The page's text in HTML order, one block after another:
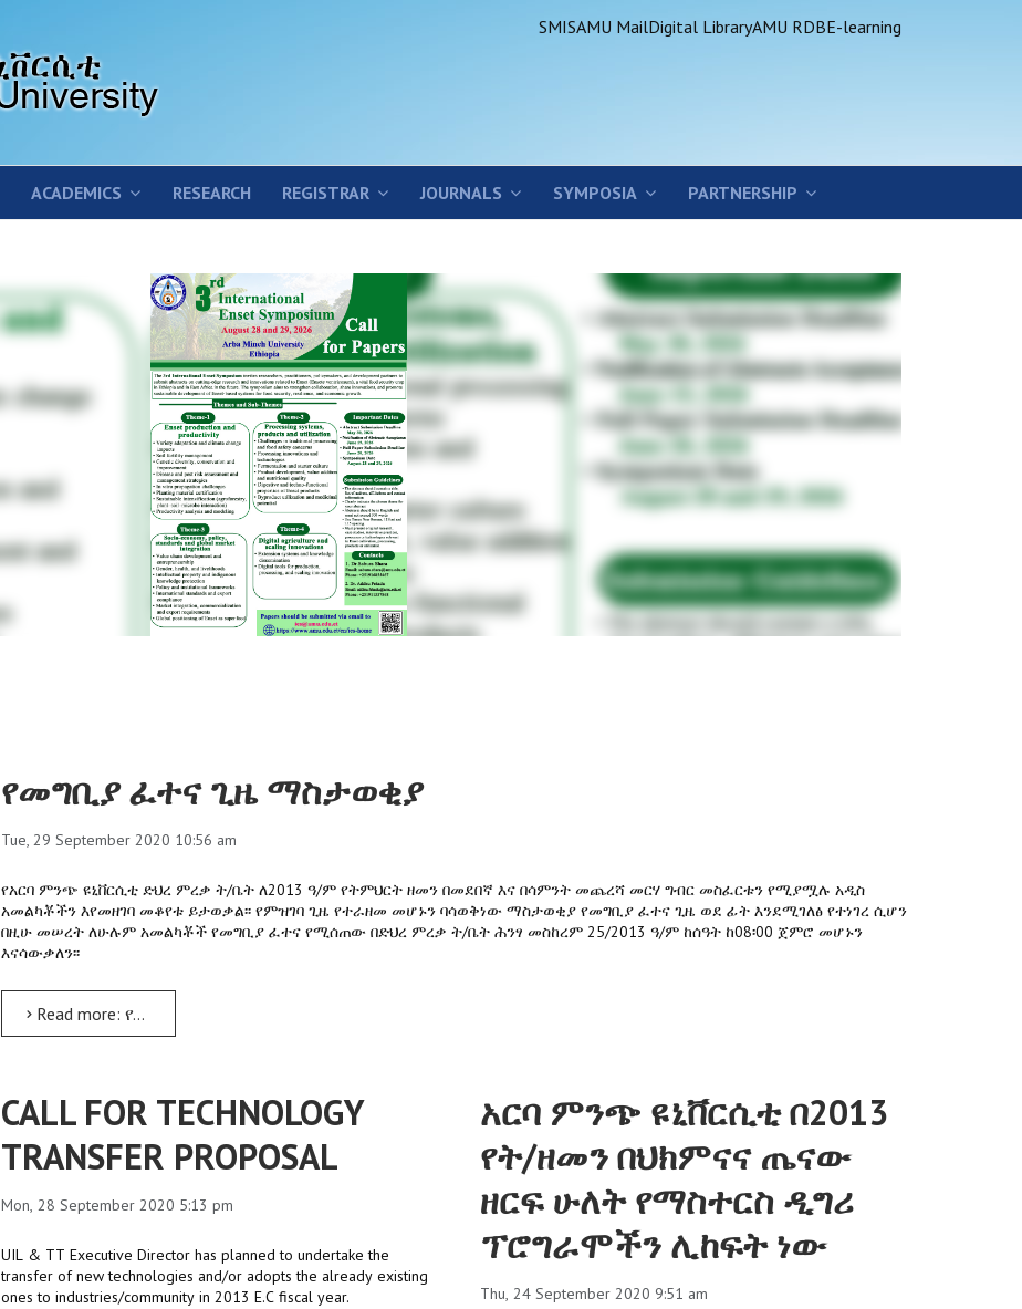
SMISAMU MailDigital LibraryAMU RDBE-learning
ACADEMICS RESEARCH REGISTRAR JOURNALS SYMPOSIA PARTNERSHIP
የመግቢያ ፈተና ጊዜ ማስታወቂያ
Tue, 29 September 2020 10:56 am
የአርባ ምንጭ ዩኒቨርሲቲ ድህረ ምረቃ ት/ቤት ለ2013 ዓ/ም የትምህርት ዘመን በመደበኛ እና በሳምንት መጨረሻ መርሃ ግብር መስፈርቱን የሚያሟሉ አዲስ
አመልካቾችን እየመዘገባ መቆየቱ ይታወቃል፡፡ የምዝገባ ጊዜ የተራዘመ መሆኑን ባሳወቅነው ማስታወቂያ የመግቢያ ፈተና ጊዜ ወደ ፊት እንደሚገለፅ የተነገረ ሲሆን
በዚሁ መሠረት ለሁሉም አመልካቾች የመግቢያ ፈተና የሚሰጠው በድህረ ምረቃ ት/ቤት ሕንፃ መስከረም 25/2013 ዓ/ም ከሰዓት ከ08፡00 ጀምሮ መሆኑን
እናሳውቃለን፡፡
Read more: የመግቢያ ፈተና ጊዜ ማስታወቂያ
CALL FOR TECHNOLOGY
TRANSFER PROPOSAL
Mon, 28 September 2020 5:13 pm
UIL & TT Executive Director has planned to undertake the
transfer of new technologies and/or adopts the already existing
ones to industries/community in 2013 E.C fiscal year.
አርባ ምንጭ ዩኒቨርሲቲ በ2013
የት/ዘመን በህክምናና ጤናው
ዘርፍ ሁለት የማስተርስ ዲግሪ
ፕሮግራሞችን ሊከፍት ነው
Thu, 24 September 2020 9:51 am